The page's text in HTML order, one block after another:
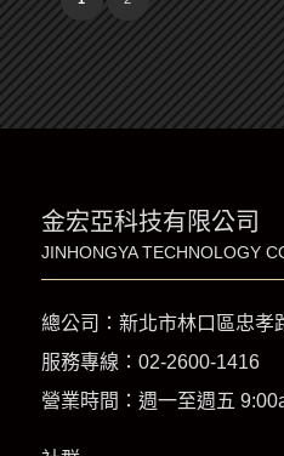
金宏亞科技有限公司
JINHONGYA TECHNOLOGY
總公司：新北市林口區忠孝
服務專線： 02-2600-1416
營業時間：週一至週五